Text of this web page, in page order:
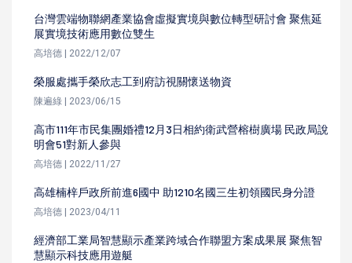
台灣雲端物聯網產業協會虛擬實境與數位轉型研討會 聚焦延
展實境技術應用數位雙生
高培德 | 2022/12/07
榮服處攜手榮欣志工到府訪視關懷送物資
陳遍綠 | 2023/06/15
高市111年市民集團婚禮12月3日相約衛武營榕樹廣場 民政局說
明會51對新人參與
高培德 | 2022/11/27
高雄楠梓戶政所前進6國中 助1210名國三生初領國民身分證
高培德 | 2023/04/11
經濟部工業局智慧顯示產業跨域合作聯盟方案成果展 聚焦智
慧顯示科技應用遊艇